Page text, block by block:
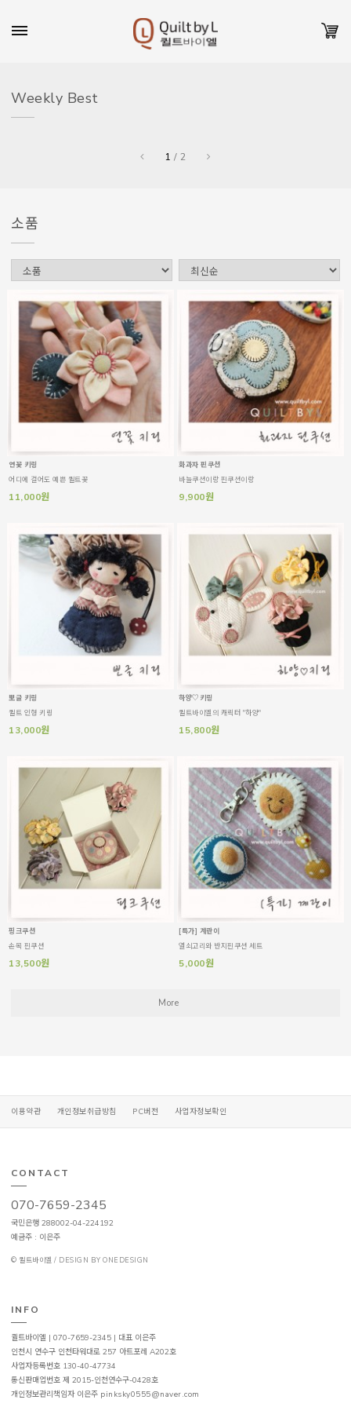
Weekly Best
1 / 2
소품
연꽃 키링
어디에 걸어도 예쁜 퀼트꽃
11,000원
화과자 핀쿠션
바늘쿠션이랑 핀쿠션이랑
9,900원
뽀글 키링
퀼트 인형 키링
13,000원
하양♡키링
퀼트바이엘의 캐릭터 "하양"
15,800원
핑크쿠션
손목 핀쿠션
13,500원
[특가] 계란이
열쇠고리와 반지핀쿠션 세트
5,000원
More
이용약관 개인정보취급방침 PC버전 사업자정보확인
CONTACT
070-7659-2345
국민은행 288002-04-224192
예금주 : 이은주
© 퀼트바이엘 / DESIGN BY ONEDESIGN
INFO
퀼트바이엘 | 070-7659-2345 | 대표 이은주
인천시 연수구 인천타워대로 257 아트포레 A202호
사업자등록번호 130-40-47734
통신판매업번호 제 2015-인천연수구-0428호
개인정보관리책임자 이은주 pinksky0555@naver.com